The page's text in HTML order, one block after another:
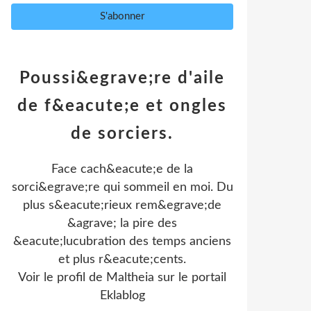
Poussi&egrave;re d'aile
de f&eacute;e et ongles
de sorciers.
Face cach&eacute;e de la
sorci&egrave;re qui sommeil en moi. Du
plus s&eacute;rieux rem&egrave;de
&agrave; la pire des
&eacute;lucubration des temps anciens
et plus r&eacute;cents.
Voir le profil de Maltheia sur le portail
Eklablog